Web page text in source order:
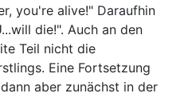
you're alive!" Daraufhin
die!". Auch an den
Teil nicht die
Eine Fortsetzung
aber zunächst in der